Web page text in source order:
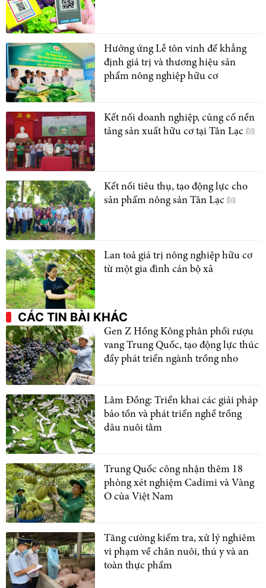
Hưởng ứng Lễ tôn vinh để khẳng
định giá trị và thương hiệu sản
phẩm nông nghiệp hữu cơ
Kết nối doanh nghiệp, củng cố nền
tảng sản xuất hữu cơ tại Tân Lạc
Kết nối tiêu thụ, tạo động lực cho
sản phẩm nông sản Tân Lạc
Lan toả giá trị nông nghiệp hữu cơ
từ một gia đình cán bộ xã
CÁC TIN BÀI KHÁC
Gen Z Hồng Kông phân phối rượu
vang Trung Quốc, tạo động lực thúc
đẩy phát triển ngành trồng nho
Lâm Đồng: Triển khai các giải pháp
bảo tồn và phát triển nghề trồng
dâu nuôi tằm
Trung Quốc công nhận thêm 18
phòng xét nghiệm Cadimi và Vàng
O của Việt Nam
Tăng cường kiểm tra, xử lý nghiêm
vi phạm về chăn nuôi, thú y và an
toàn thực phẩm